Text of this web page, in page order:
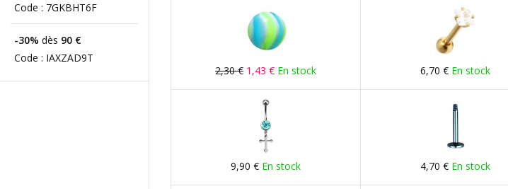
Code : 7GKBHT6F
-30% dès 90 €
Code : IAXZAD9T
2,30 € 1,43 € En stock 6,70 € En stock
9,90 € En stock 4,70 € En stock